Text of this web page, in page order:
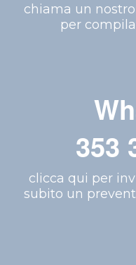
chiama un
per
353
clicca qui per
subito un